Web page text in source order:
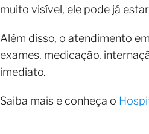
muito visível, ele pode já
Além disso, o atendimento
exames, medicação,
imediato.
Saiba mais e conheça o